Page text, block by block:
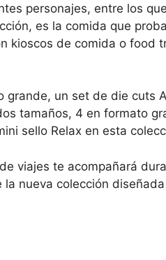
personajes, entre los
es la comida que
de comida o food
un set de die cuts
tamaños, 4 en formato
sello Relax en esta
viajes te acompañará
nueva colección